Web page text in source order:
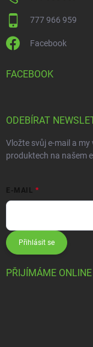
777 966 959
Facebook
FACEBOOK
ODEBÍRAT
Vložte svůj e-mail a
produktech na našem
E-MAIL
Přihlásit se
PŘIJÍMÁME